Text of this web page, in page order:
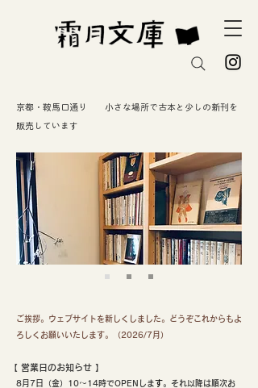
京都・鞍馬口通り 小さな場所で古本と少しの新刊を
販売しています
ご挨拶。ウェブサイトを新しくしました。どうぞこれからもよ
ろしくお願いいたします。（2026/7月）
【 ​営業日のお知らせ 】
8月7日（金）10〜14時でOPENします。それ以降は順次お